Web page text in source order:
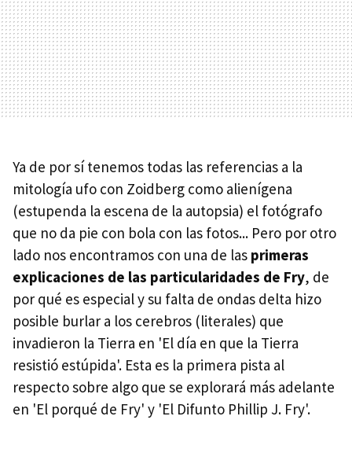
Ya de por sí tenemos todas las referencias a la
mitología ufo con Zoidberg como alienígena
(estupenda la escena de la autopsia) el fotógrafo
que no da pie con bola con las fotos... Pero por otro
lado nos encontramos con una de las primeras
explicaciones de las particularidades de Fry, de
por qué es especial y su falta de ondas delta hizo
posible burlar a los cerebros (literales) que
invadieron la Tierra en 'El día en que la Tierra
resistió estúpida'. Esta es la primera pista al
respecto sobre algo que se explorará más adelante
en 'El porqué de Fry' y 'El Difunto Phillip J. Fry'.